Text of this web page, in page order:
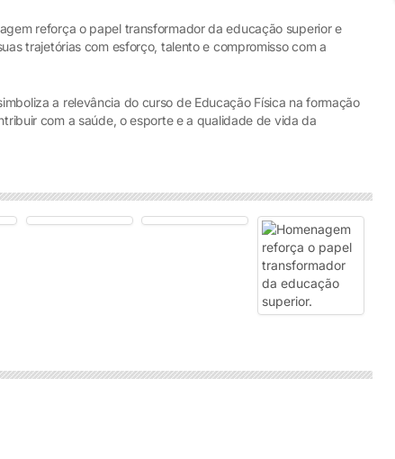
reforça o papel transformador da educação superior e
trajetórias com esforço, talento e compromisso com a
a relevância do curso de Educação Física na formação
com a saúde, o esporte e a qualidade de vida da